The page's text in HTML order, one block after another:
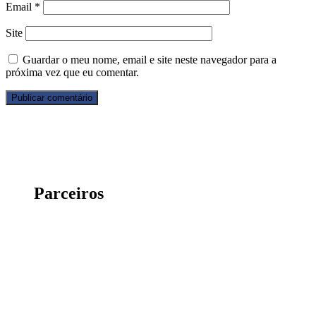
Email *
Site
Guardar o meu nome, email e site neste navegador para a
próxima vez que eu comentar.
Parceiros